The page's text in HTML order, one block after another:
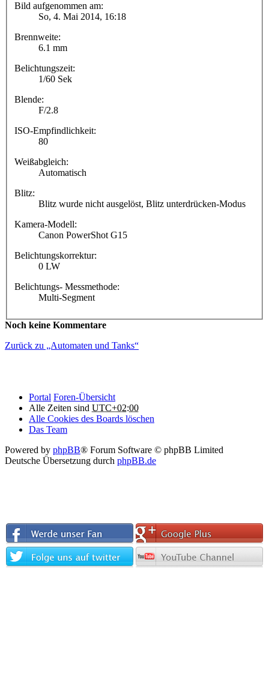
Bild aufgenommen am:
So, 4. Mai 2014, 16:18
Brennweite:
6.1 mm
Belichtungszeit:
1/60 Sek
Blende:
F/2.8
ISO-Empfindlichkeit:
80
Weißabgleich:
Automatisch
Blitz:
Blitz wurde nicht ausgelöst, Blitz unterdrücken-Modus
Kamera-Modell:
Canon PowerShot G15
Belichtungskorrektur:
0 LW
Belichtungs- Messmethode:
Multi-Segment
Noch keine Kommentare
Zurück zu „Automaten und Tanks“
Portal Foren-Übersicht
Alle Zeiten sind UTC+02:00
Alle Cookies des Boards löschen
Das Team
Powered by phpBB® Forum Software © phpBB Limited
Deutsche Übersetzung durch phpBB.de